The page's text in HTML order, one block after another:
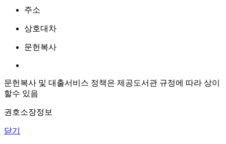
주소
상호대차
문헌복사
문헌복사 및 대출서비스 정책은 제공도서관 규정에 따라 상이
할수 있음
권호소장정보
닫기